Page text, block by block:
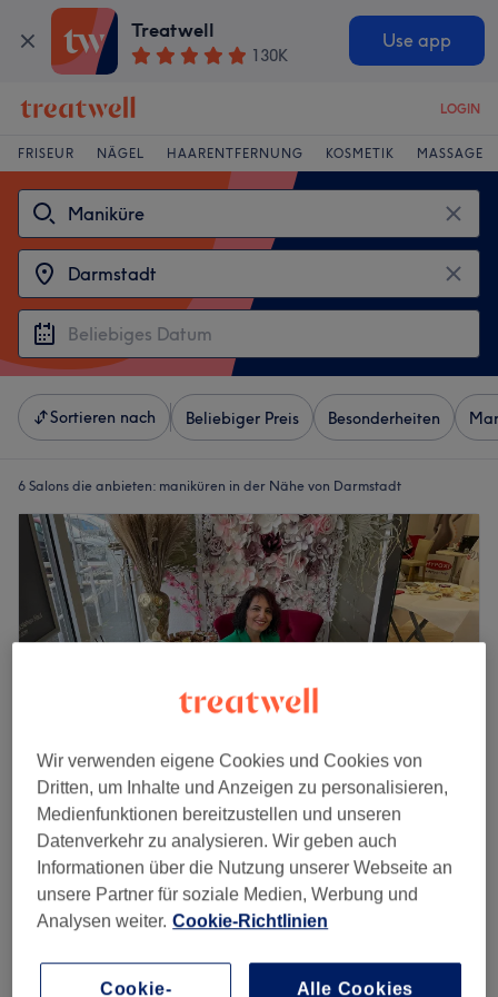
Treatwell
130K
Use app
LOGIN
FRISEUR NÄGEL HAARENTFERNUNG KOSMETIK MASSAGE
Sortieren nach Beliebiger Preis Besonderheiten
6 Salons die anbieten: maniküren in der Nähe von Darmstadt
Hunca Kosmetik & Figur Studio
4,9
125 Bewertungen
Darmstadt
Auf Karte anzeigen
Maniküre
Schnellansicht Saloninfos
Wir verwenden eigene Cookies und Cookies von
Dritten, um Inhalte und Anzeigen zu personalisieren,
Medienfunktionen bereitzustellen und unseren
Datenverkehr zu analysieren. Wir geben auch
Informationen über die Nutzung unserer Webseite an
unsere Partner für soziale Medien, Werbung und
Analysen weiter. Cookie-Richtlinien
Cookie-
Alle Cookies